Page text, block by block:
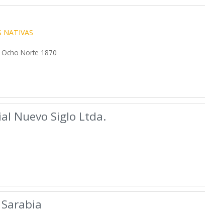
NATIVAS
Norte 1870
Nuevo Siglo Ltda.